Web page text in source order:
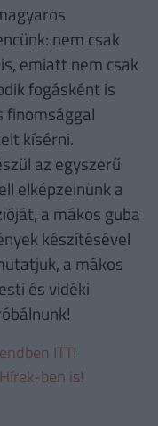
nem csak
emiatt nem csak
fogásként is
finomsággal
kísérni.
az egyszerű
elképzelnünk a
a mákos guba
készítésével
a mákos
és vidéki
ITT!
ben is!